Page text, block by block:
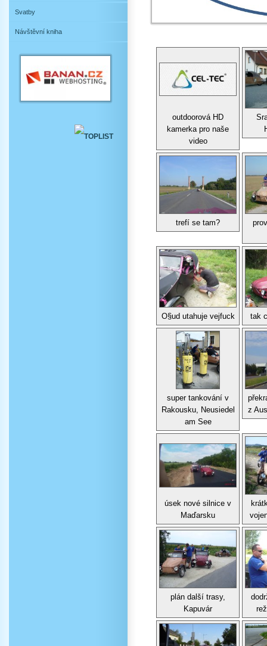
Svatby
Návštěvní kniha
outdoorová HD
kamerka pro naše
video
trefí se tam?
O§ud utahuje vejfuck tak
super tankování v
Rakousku, Neusiedel
am See
z
úsek nové silnice v
Maďarsku
plán další trasy,
Kapuvár